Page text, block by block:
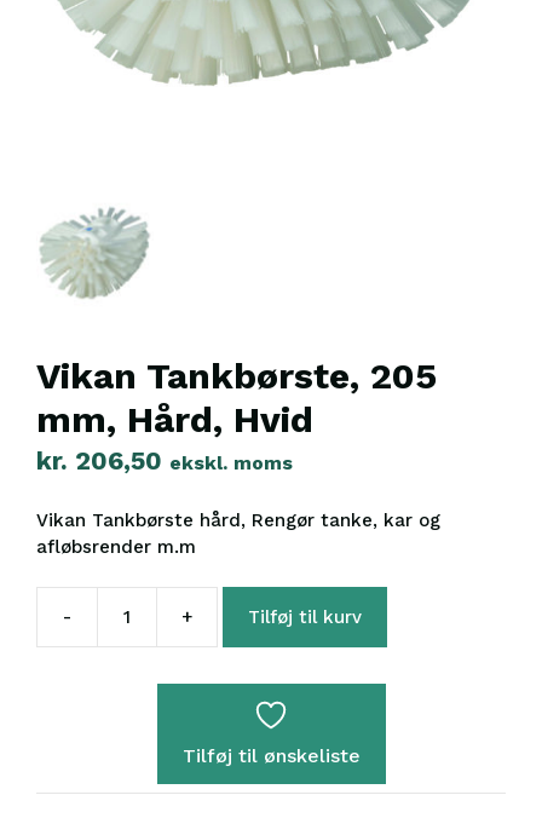
Vikan Tankbørste, 205
mm, Hård, Hvid
kr. 206,50 ekskl. moms
Vikan Tankbørste hård, Rengør tanke, kar og
afløbsrender m.m
-
Vikan
205
Hvid
antal
+ Tilføj til kurv
Tilføj til ønskeliste